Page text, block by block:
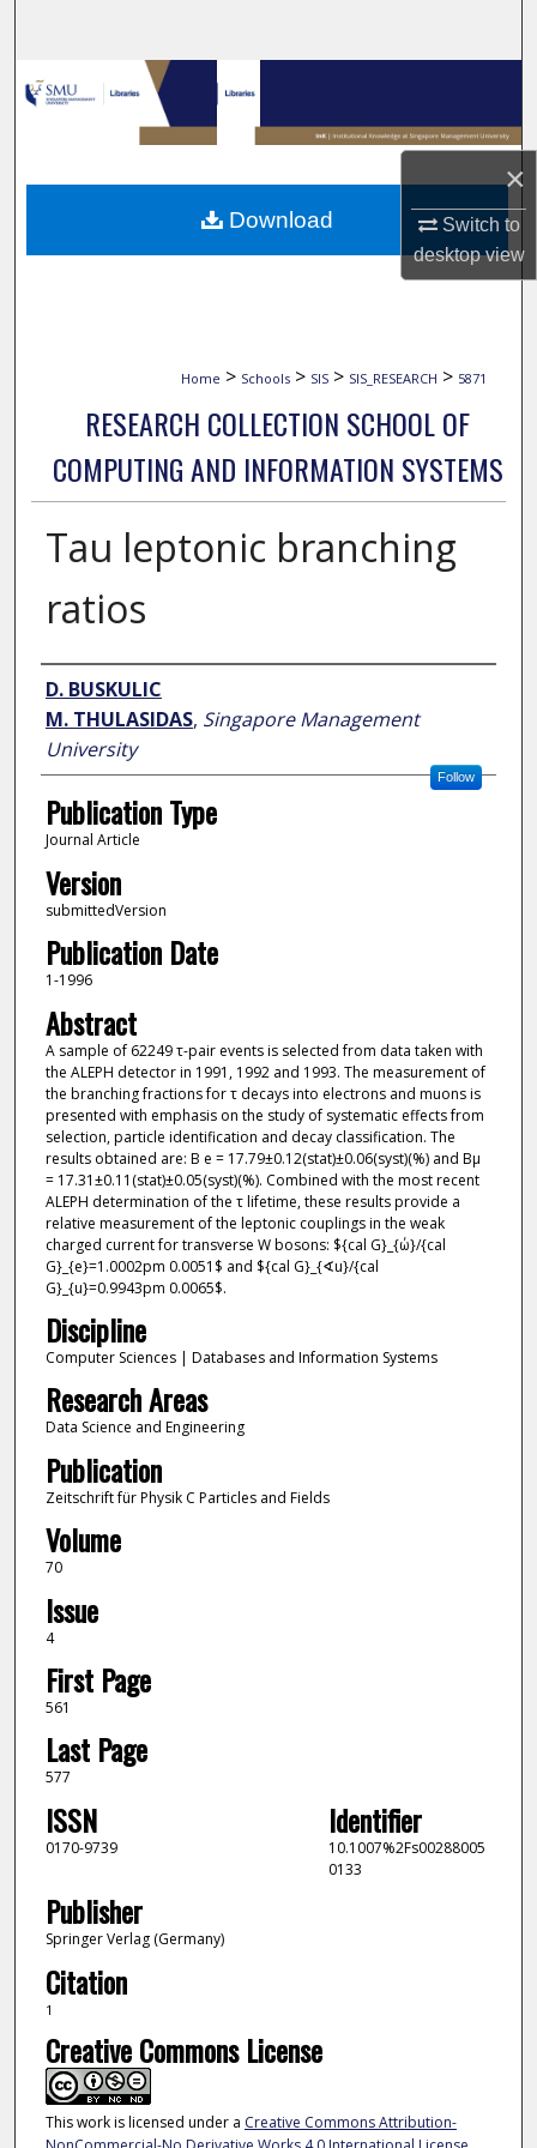
×
Switch to
desktopview
Browse Collections
My Account
About
Digital Commons Network™
Home > Schools > SIS > SIS_RESEARCH > 5871
RESEARCH COLLECTION SCHOOL OF
COMPUTING AND INFORMATION SYSTEMS
Tau leptonic branching
ratios
Author
D. BUSKULIC
M. THULASIDAS, Singapore Management
University
Follow
Publication Type
Journal Article
Version
submittedVersion
Publication Date
1-1996
Abstract
A sample of 62249 τ-pair events is selected from data taken with
the ALEPH detector in 1991, 1992 and 1993. The measurement of
the branching fractions for τ decays into electrons and muons is
presented with emphasis on the study of systematic effects from
selection, particle identification and decay classification. The
results obtained are: B e = 17.79±0.12(stat)±0.06(syst)(%) and Bμ
= 17.31±0.11(stat)±0.05(syst)(%). Combined with the most recent
ALEPH determination of the τ lifetime, these results provide a
relative measurement of the leptonic couplings in the weak
charged current for transverse W bosons: ${cal G}_{ώ}/{cal
G}_{e}=1.0002pm 0.0051$ and ${cal G}_{∢u}/{cal
G}_{u}=0.9943pm 0.0065$.
Discipline
Computer Sciences | Databases and Information Systems
Research Areas
Data Science and Engineering
Publication
Zeitschrift für Physik C Particles and Fields
Volume
70
Issue
4
First Page
561
Last Page
577
ISSN
0170-9739
Identifier
10.1007%2Fs00288005
0133
Publisher
Springer Verlag (Germany)
Citation
1
Creative Commons License
This work is licensed under a Creative Commons Attribution-
Download